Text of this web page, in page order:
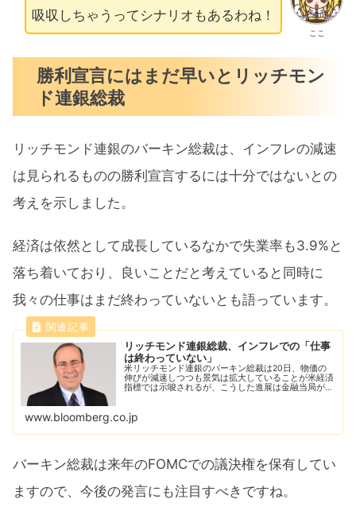
ここ
吸収しちゃうってシナリオもあるわね！
勝利宣言にはまだ早いとリッチモン
ド連銀総裁
リッチモンド連銀のバーキン総裁は、インフレの減速
は見られるものの勝利宣言するには十分ではないとの
考えを示しました。
経済は依然として成長しているなかで失業率も3.9%と
落ち着いており、良いことだと考えていると同時に
我々の仕事はまだ終わっていないとも語っています。
リッチモンド連銀総裁、インフレでの「仕事
は終わっていない」
米リッチモンド連銀のバーキン総裁は20日、物価の
伸びが減速しつつも景気は拡大していることが米経済
指標では示唆されるが、こうした進展は金融当局がイ
www.bloomberg.co.jp
バーキン総裁は来年のFOMCでの議決権を保有してい
ますので、今後の発言にも注目すべきですね。